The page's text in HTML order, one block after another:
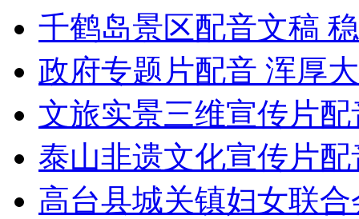
千鹤岛景区配音文稿
政府专题片配音 浑厚
文旅实景三维宣传片
泰山非遗文化宣传片
高台县城关镇妇女联